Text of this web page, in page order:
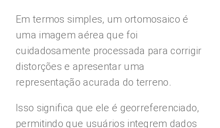
Em termos simples, um ortomosaico é
uma imagem aérea que foi
cuidadosamente processada para corrigir
distorções e apresentar uma
representação acurada do terreno.
Isso significa que ele é georreferenciado,
permitindo que usuários integrem dados